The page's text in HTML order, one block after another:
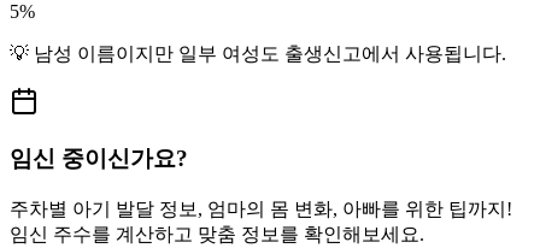
5%
💡 남성 이름이지만 일부 여성도 출생신고에서 사용됩니다.
임신 중이신가요?
주차별 아기 발달 정보, 엄마의 몸 변화, 아빠를 위한 팁까지!
임신 주수를 계산하고 맞춤 정보를 확인해보세요.